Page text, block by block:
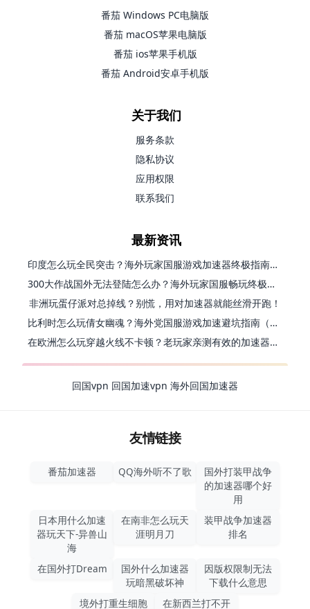
番茄 Windows PC电脑版
番茄 macOS苹果电脑版
番茄 ios苹果手机版
番茄 Android安卓手机版
关于我们
服务条款
隐私协议
应用权限
联系我们
最新资讯
印度怎么玩全民突击？海外玩家国服游戏加速器终极指南（附原神延迟优化+精灵之境加速器选择）
300大作战国外无法登陆怎么办？海外玩家国服畅玩终极指南（附实测推荐）
非洲玩蛋仔派对总掉线？别慌，用对加速器就能丝滑开跑！
比利时怎么玩倩女幽魂？海外党国服游戏加速避坑指南（附实测推荐）
在欧洲怎么玩穿越火线不卡顿？老玩家亲测有效的加速器选择指南
回国vpn 回国加速vpn 海外回国加速器
友情链接
番茄加速器 QQ海外听不了歌
国外打装甲战争
的加速器哪个好
用
日本用什么加速
器玩天下-异兽山
海
在南非怎么玩天
涯明月刀
装甲战争加速器
排名
在国外打Dream
国外什么加速器
玩暗黑破坏神
因版权限制无法
下载什么意思
境外打重生细胞
在新西兰打不开